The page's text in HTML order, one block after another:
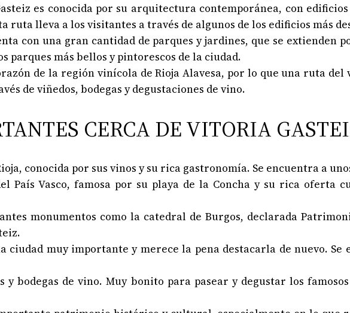
es conocida por su arquitectura contemporánea, con
ruta lleva a los visitantes a través de algunos de los edificios más
con una gran cantidad de parques y jardines, que se extienden
parques más bellos y pintorescos de la ciudad.
de la región vinícola de Rioja Alavesa, por lo que una ruta del
de viñedos, bodegas y degustaciones de vino.
CERCA DE VITORIA
conocida por sus vinos y su rica gastronomía. Se encuentra a
País Vasco, famosa por su playa de la Concha y su rica oferta
monumentos como la catedral de Burgos, declarada
ciudad muy importante y merece la pena destacarla de nuevo. Se
bodegas de vino. Muy bonito para pasear y degustar los famosos